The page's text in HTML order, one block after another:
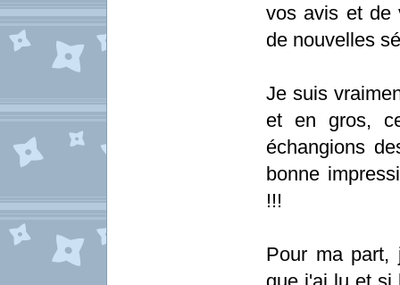
vos avis et de
de nouvelles
Je suis
et en gros,
échangions
bonne
!!!
Pour ma